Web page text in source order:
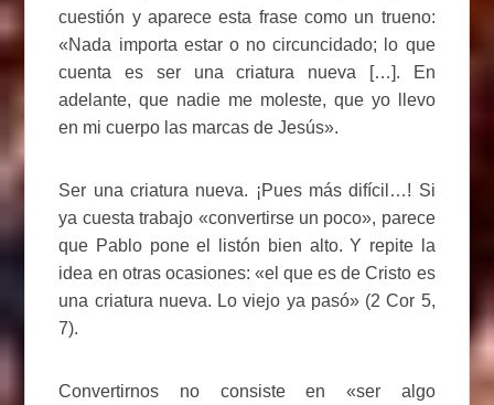
cuestión y aparece esta frase como un trueno:
«Nada importa estar o no circuncidado; lo que
cuenta es ser una criatura nueva […]. En
adelante, que nadie me moleste, que yo llevo
en mi cuerpo las marcas de Jesús».
Ser una criatura nueva. ¡Pues más difícil…! Si
ya cuesta trabajo «convertirse un poco», parece
que Pablo pone el listón bien alto. Y repite la
idea en otras ocasiones: «el que es de Cristo es
una criatura nueva. Lo viejo ya pasó» (2 Cor 5,
7).
Convertirnos no consiste en «ser algo